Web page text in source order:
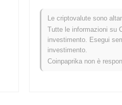
le funzionalità e le
segnando la transizione
piattaforma
distribuzione iniziale dei
di Miss China e l'istituzione
Le criptovalute sono
Tutte le informazioni su
investimento. Esegui
investimento.
Coinpaprika non è